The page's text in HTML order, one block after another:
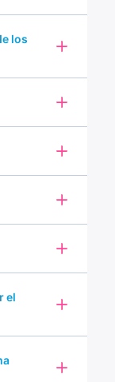
los
el